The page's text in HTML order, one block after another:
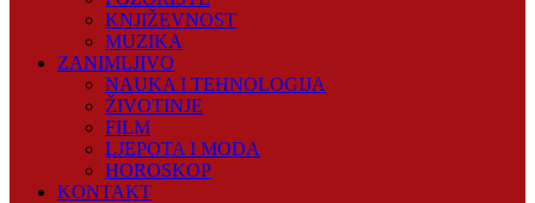
KNJIŽEVNOST
MUZIKA
ZANIMLJIVO
NAUKA I TEHNOLOGIJA
ŽIVOTINJE
FILM
LJEPOTA I MODA
HOROSKOP
KONTAKT